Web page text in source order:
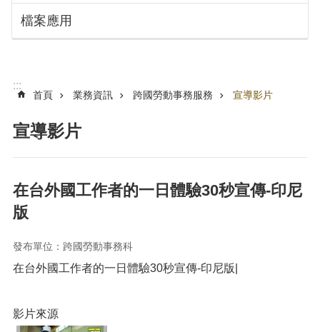
訊
息
公
識
動
局
關
通
訊
業
務
便
檔案應用
:::
首頁 業務資訊 跨國勞動事務服務 宣導影片
宣導影片
在台外國工作者的一日體驗30秒宣傳-印尼
版
發布單位：跨國勞動事務科
在台外國工作者的一日體驗30秒宣傳-印尼版|
影片來源